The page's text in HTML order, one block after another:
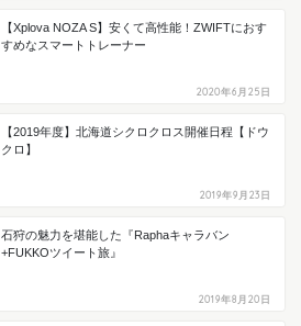
【Xplova NOZA S】安くて高性能！ZWIFTにおす
すめなスマートトレーナー
2020年6月25日
【2019年度】北海道シクロクロス開催日程【ドウ
クロ】
2019年9月23日
石狩の魅力を堪能した『Raphaキャラバン
+FUKKOツイート旅』
2019年8月20日